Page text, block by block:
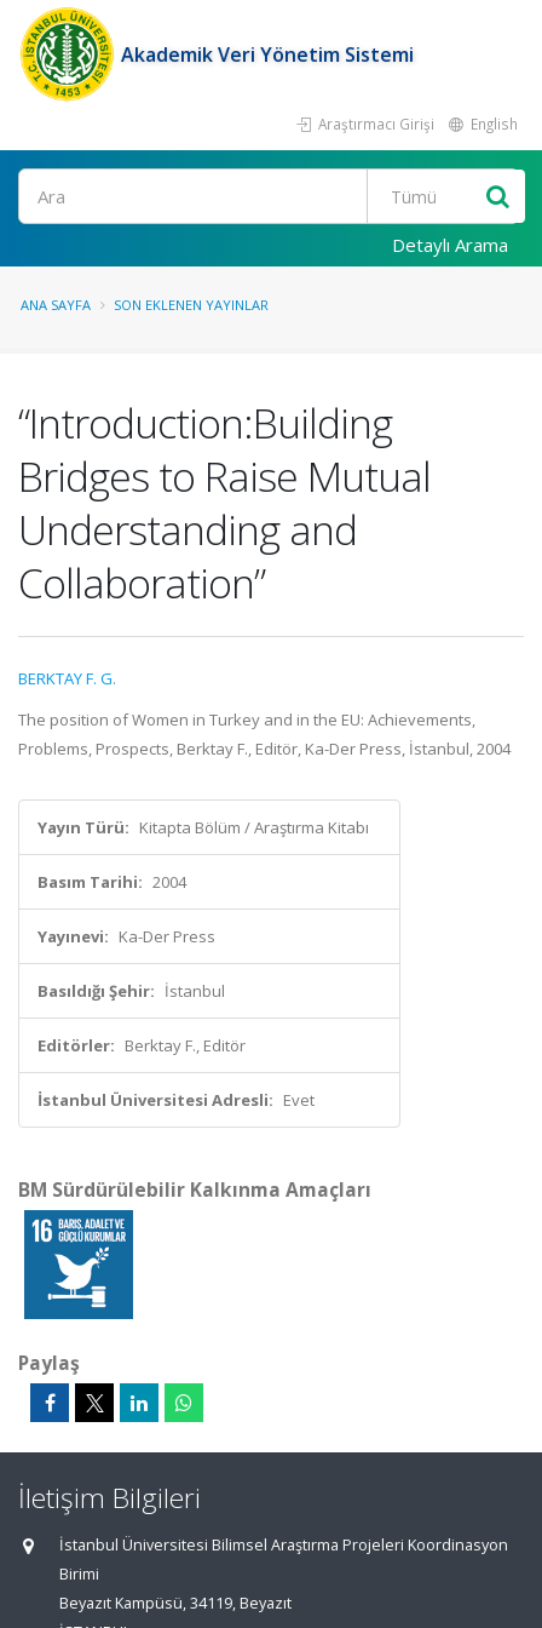
Akademik Veri Yönetim Sistemi
Araştırmacı Girişi English
Ara
Detaylı Arama
ANA SAYFA SON EKLENEN YAYINLAR
“Introduction:Building
Bridges to Raise Mutual
Understanding and
Collaboration”
BERKTAY F. G.
The position of Women in Turkey and in the EU: Achievements,
Problems, Prospects, Berktay F., Editör, Ka-Der Press, İstanbul, 2004
Yayın Türü: Kitapta Bölüm / Araştırma Kitabı
Basım Tarihi: 2004
Yayınevi: Ka-Der Press
Basıldığı Şehir: İstanbul
Editörler: Berktay F., Editör
İstanbul Üniversitesi Adresli: Evet
BM Sürdürülebilir Kalkınma Amaçları
Paylaş
İletişim Bilgileri
İstanbul Üniversitesi Bilimsel Araştırma Projeleri Koordinasyon
Birimi
Beyazıt Kampüsü, 34119, Beyazıt